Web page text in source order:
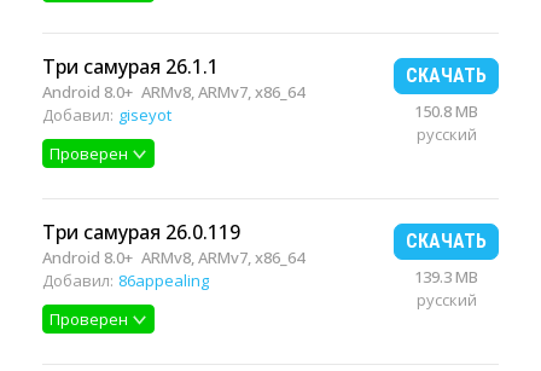
Три самурая 26.1.1
Android 8.0+ ARMv8, ARMv7, x86_64
Добавил: giseyot
Проверен
СКАЧАТЬ
150.8 MB
русский
Три самурая 26.0.119
Android 8.0+ ARMv8, ARMv7, x86_64
Добавил: 86appealing
Проверен
СКАЧАТЬ
139.3 MB
русский